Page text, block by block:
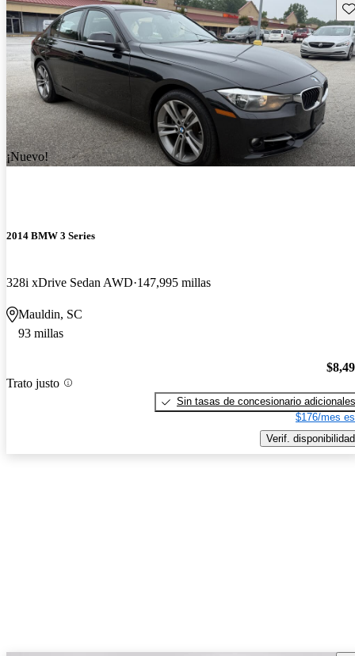
¡Nuevo!
2014 BMW 3 Series
328i xDrive Sedan AWD 147,995 millas
Mauldin, SC
93 millas
Trato justo
Sin tasas de concesionario adicionales
$176/mes
Verif. disponibilidad